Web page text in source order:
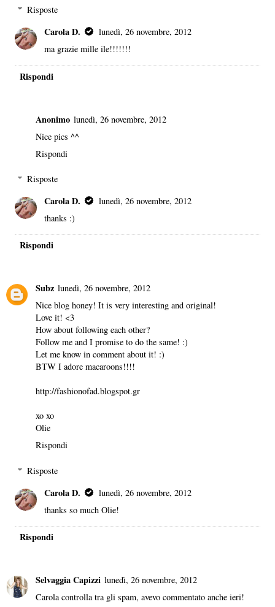
Risposte
Carola D.
lunedì, 26 novembre, 2012
ma grazie mille ile!!!!!!!
Rispondi
Anonimo lunedì, 26 novembre, 2012
Nice pics ^^
Rispondi
Risposte
Carola D.
lunedì, 26 novembre, 2012
thanks :)
Rispondi
Subz lunedì, 26 novembre, 2012
Nice blog honey! It is very interesting and original!
Love it! <3
How about following each other?
Follow me and I promise to do the same! :)
Let me know in comment about it! :)
BTW I adore macaroons!!!!
http://fashionofad.blogspot.gr
xo xo
Olie
Rispondi
Risposte
Carola D.
lunedì, 26 novembre, 2012
thanks so much Olie!
Rispondi
Selvaggia Capizzi lunedì, 26 novembre, 2012
Carola controlla tra gli spam, avevo commentato anche ieri!